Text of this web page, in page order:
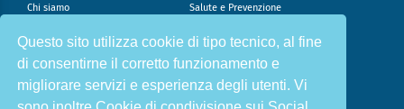
Questo sito utilizza cookie di tipo tecnico, al fine
di consentirne il corretto funzionamento e
migliorare servizi e esperienza degli utenti. Vi
Chi siamo Salute e Prevenzione
Infiammazione e Allergia Direzione scientifica
Nutrizione e Stili di vita Sport e Benessere
Cookie Policy L’angolo del dottore